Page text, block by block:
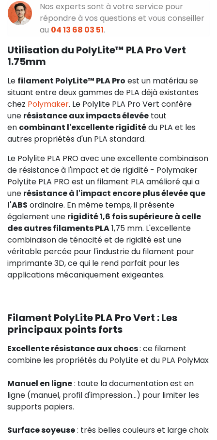
Nos experts sont à votre service pour
répondre à vos questions et vous conseiller
au 04 13 68 03 51.
Utilisation du PolyLite™ PLA Pro Vert
1.75mm
Le filament PolyLite™ PLA Pro est un matériau se
situant entre deux gammes de PLA déjà existantes
chez Polymaker. Le Polylite PLA Pro Vert confère
une résistance aux impacts élevée tout
en combinant l'excellente rigiditédu PLA et les
autres propriétés d'un PLA standard.
Le Polylite PLA PRO avec une excellente combinaison
de résistance à l'impact et de rigidité - Polymaker
PolyLite PLA PRO est un filament PLA amélioré qui a
une résistance à l'impact encore plus élevée que
l'ABS ordinaire. En même temps, il présente
également une rigidité 1,6 fois supérieure à celle
des autres filaments PLA1,75 mm. L'excellente
combinaison de ténacité et de rigidité est une
véritable percée pour l'industrie du filament pour
imprimante 3D, ce qui le rend parfait pour les
applications mécaniquement exigeantes.
Filament PolyLite PLA Pro Vert : Les
principaux points forts
Excellente résistance aux chocs: ce filament
combine les propriétés du PolyLite et du PLA PolyMax
Manuel en ligne: toute la documentation est en
ligne (manuel, profil d'impression...) pour limiter les
supports papiers.
Surface soyeuse: très belles couleurs et large choix